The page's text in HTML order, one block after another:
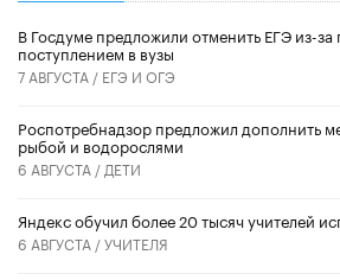
В Госдуме предложили отменить ЕГЭ из-
поступлением в вузы
7 АВГУСТА / ЕГЭ И ОГЭ
Роспотребнадзор предложил дополнить
рыбой и водорослями
6 АВГУСТА / ДЕТИ
​Яндекс обучил более 20 тысяч учителей
6 АВГУСТА /УЧИТЕЛЯ